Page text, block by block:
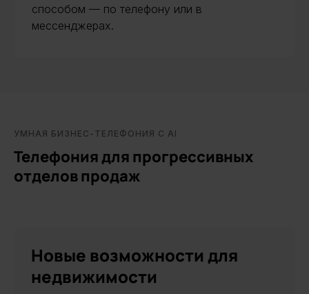
способом — по телефону или в
мессенджерах.
УМНАЯ БИЗНЕС-ТЕЛЕФОНИЯ С AI
Телефония для прогрессивных
отделов продаж
Новые возможности для
недвижимости